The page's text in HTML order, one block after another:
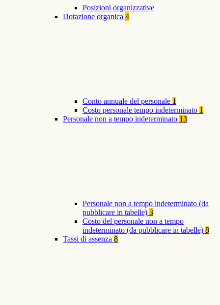
Posizioni organizzative
Dotazione organica 4
Conto annuale del personale 1
Costo personale tempo indeterminato 1
Personale non a tempo indeterminato 13
Personale non a tempo indeterminato (da
pubblicare in tabelle) 3
Costo del personale non a tempo
indeterminato (da pubblicare in tabelle) 8
Tassi di assenza 8